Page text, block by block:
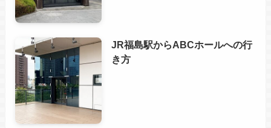
JR福島駅からABCホールへの行
き方